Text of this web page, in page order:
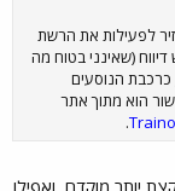
לפעילות את הרשת
דיווח (שאינני בטוח מה
כרכבת הנוסעים
הוא מתוך אתר
.